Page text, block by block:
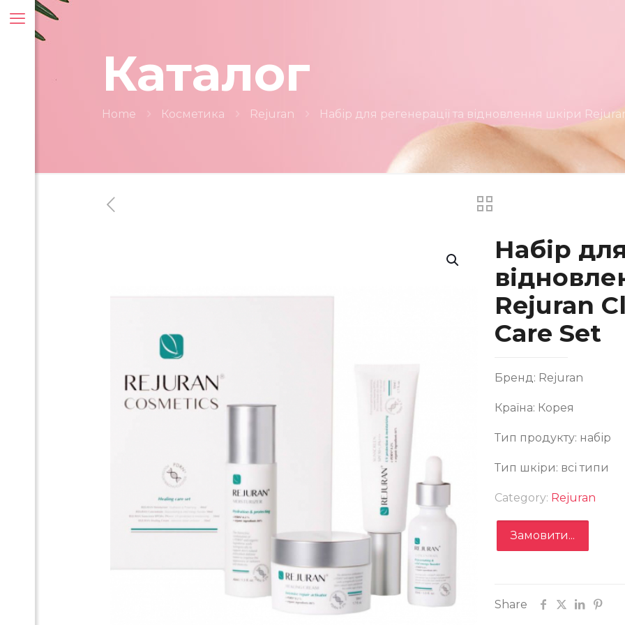
Каталог
Home Косметика Rejuran Набір для регенерації та відновлення шкіри
Набір
Rejuran
Care Set
Бренд: Rejuran
Країна: Корея
Тип продукту: набір
Тип шкіри: всі типи
Category: Rejuran
Замовити...
Share
Набір для регенерації та відновлення шкіри Rejuran
Line Healing Care Set
Замовити